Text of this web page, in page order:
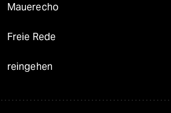
Mauerecho
Freie Rede
reingehen